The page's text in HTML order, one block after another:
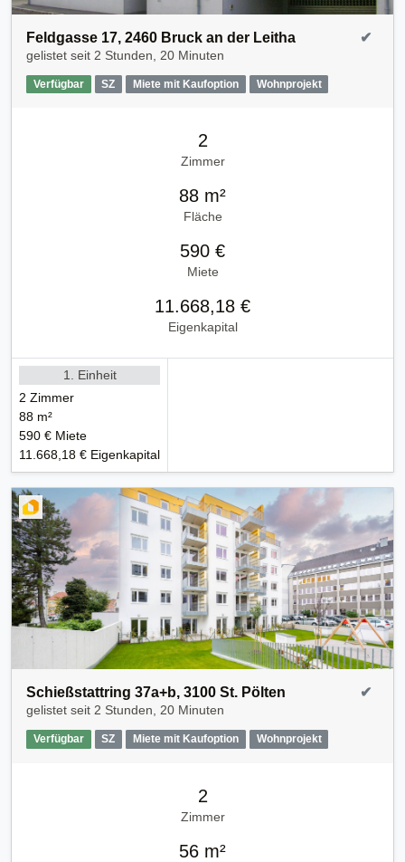
Feldgasse 17, 2460 Bruck an der Leitha
gelistet seit 2 Stunden, 20 Minuten
Verfügbar SZ Miete mit Kaufoption Wohnprojekt
✔
2
Zimmer
88 m²
Fläche
590 €
Miete
11.668,18 €
Eigenkapital
1. Einheit
2 Zimmer
88 m²
590 € Miete
11.668,18 € Eigenkapital
Schießstattring 37a+b, 3100 St. Pölten
gelistet seit 2 Stunden, 20 Minuten
Verfügbar SZ Miete mit Kaufoption Wohnprojekt
✔
2
Zimmer
56 m²